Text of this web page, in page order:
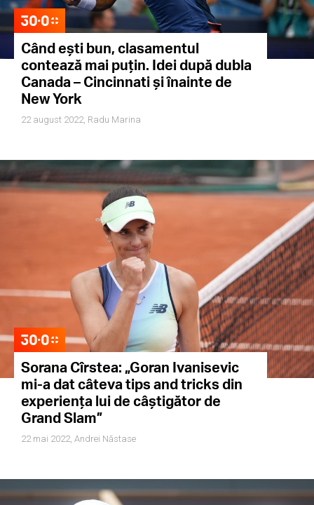
Când ești bun, clasamentul
contează mai puțin. Idei după dubla
Canada – Cincinnati și înainte de
New York
22 august 2022, Radu Marina
Sorana Cîrstea: „Goran Ivanisevic
mi-a dat câteva tips and tricks din
experiența lui de câștigător de
Grand Slam”
22 mai 2022, Andrei Năstase